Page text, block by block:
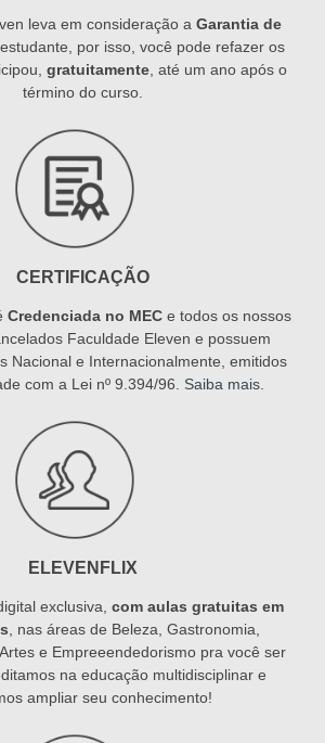
leva em consideração a Garantia de
por isso, você pode refazer os
gratuitamente , até um ano após o
término do curso.
CERTIFICAÇÃO
Credenciada no MEC e todos os nossos
Faculdade Eleven e possuem
Nacional e Internacionalmente, emitidos
com a Lei nº 9.394/96. Saiba mais
ELEVENFLIX
exclusiva, com aulas gratuitas em
, nas áreas de Beleza, Gastronomia,
e Empreeendedorismo pra você ser
na educação multidisciplinar e
ampliar seu conhecimento!